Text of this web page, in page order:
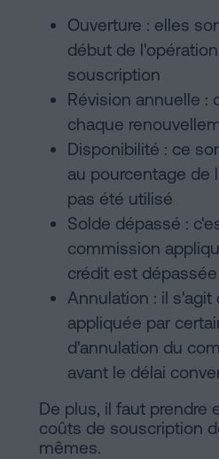
Ouverture : elles
début de
souscription
Révision annuelle :
chaque
Disponibilité : ce
au pourcentage de
pas été utilisé
Solde dépassé :
commission
crédit est dépassée
Annulation : il
appliquée par
d'annulation du
avant le délai
De plus, il faut prendre
coûts de souscription
mêmes.